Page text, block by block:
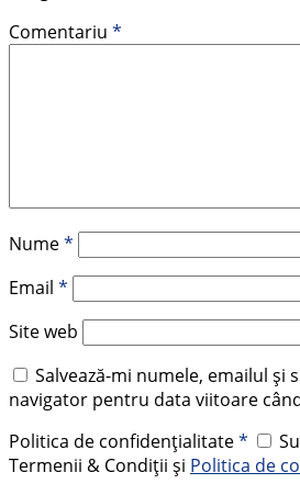
Comentariu *
Nume*
Email *
Site web
Salvează-mi numele, emailul și
navigator pentru data viitoare
Politica de confidențialitate*
Termenii & Condiții și Politica de